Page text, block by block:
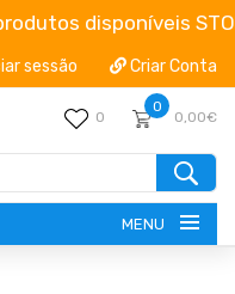
disponíveis
sessão Criar Conta
0
0
0,00€
MENU